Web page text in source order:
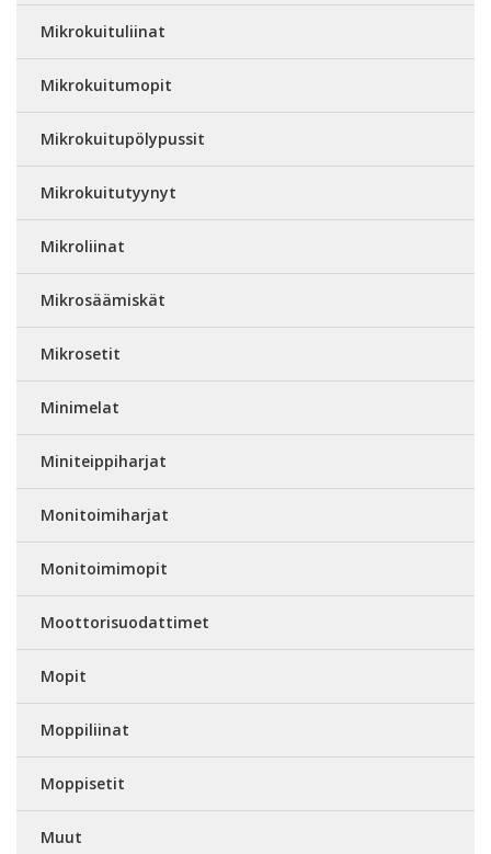
Mikrokuituliinat
Mikrokuitumopit
Mikrokuitupölypussit
Mikrokuitutyynyt
Mikroliinat
Mikrosäämiskät
Mikrosetit
Minimelat
Miniteippiharjat
Monitoimiharjat
Monitoimimopit
Moottorisuodattimet
Mopit
Moppiliinat
Moppisetit
Muut